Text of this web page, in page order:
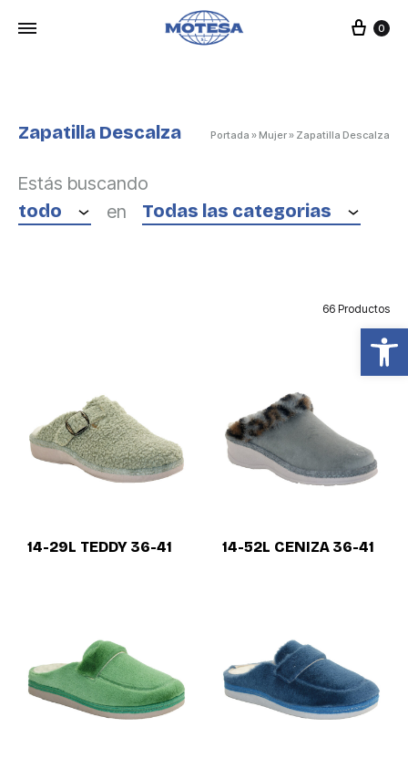
Abrir barra de herramientas
0
Zapatilla Descalza Portada » Mujer» Zapatilla Descalza
Estás buscando
todo
en Todas las categorias
66 Productos
14-29L TEDDY 36-41 14-52L CENIZA 36-41